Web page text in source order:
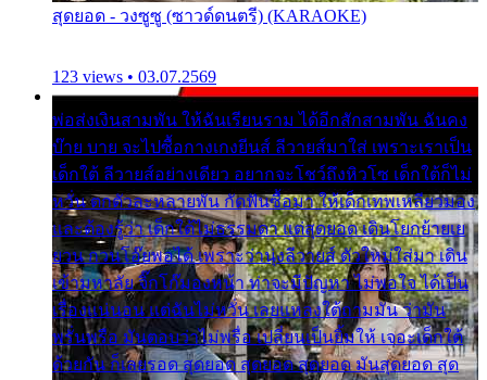
สุดยอด - วงซูซู (ซาวด์ดนตรี) (KARAOKE)
123 views • 03.07.2569
พ่อส่งเงินสามพัน ให้ฉันเรียนราม ได้อีกสักสามพัน ฉันคง
บ๊าย บาย จะไปซื้อกางเกงยีนส์ ลีวายส์มาใส่ เพราะเราเป็น
เด็กใต้ ลีวายส์อย่างเดียว อยากจะโชว์ถึงหิวโซ เด็กใต้ก็ไม่
หวั่น ตกตัวละหลายพัน กัดฟันซื้อมา ให้เด็กเทพเหลียวมอง
และต้องรู้ว่า เด็กใต้ไม่ธรรมดา แต่สุดยอด เดินโยกย้ายเย
ยวน กวนโอ๊ยพอได้ เพราะว่านุ่งลีวายส์ ตัวใหม่ใส่มา เดิน
เข้ามหาลัย จิ๊กโก๊มองหน้า ท่าจะมีปัญหา ไม่พอใจ ได้เป็น
เรื่องแน่นอน แต่ฉันไม่หวั่น เลยแหลงใต้ถามมัน ว่ามัน
พรั่นพรือ มันตอบว่าไม่พรื่อ เปลี่ยนเป็นยิ้มให้ เจอะเด็กใต้
ด้วยกัน ก็เลยรอด สุดยอด สุดยอด สุดยอด มันสุดยอด สุด